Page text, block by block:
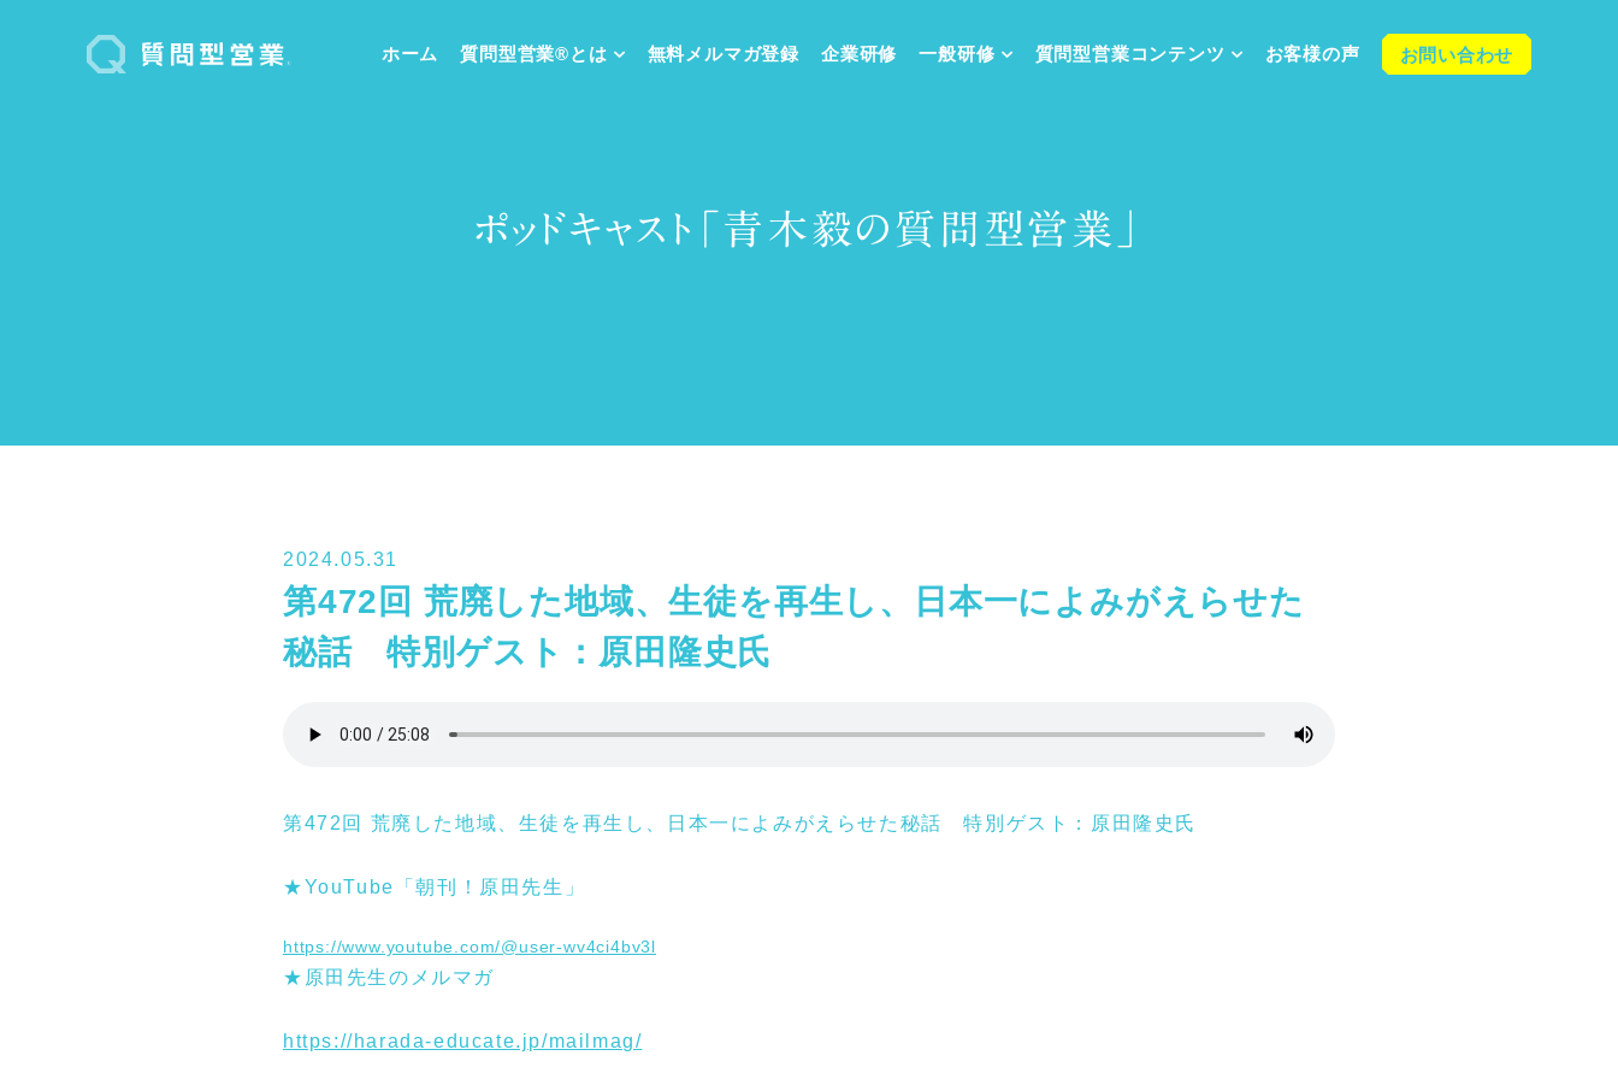
ホーム 質問型営業®とは 無料メルマガ登録 企業研修 一般研修 質問型営業コンテンツ お客様の声 お問い合わせ
ポッドキャスト「青木毅の質問型営業」
2024.05.31
第472回 荒廃した地域、生徒を再生し、日本一によみがえらせた
秘話 特別ゲスト：原田隆史氏
第472回 荒廃した地域、生徒を再生し、日本一によみがえらせた秘話 特別ゲスト：原田隆史氏
★YouTube「朝刊！原田先生」
https://www.youtube.com/@user-wv4ci4bv3l
★原田先生のメルマガ
https://harada-educate.jp/mailmag/